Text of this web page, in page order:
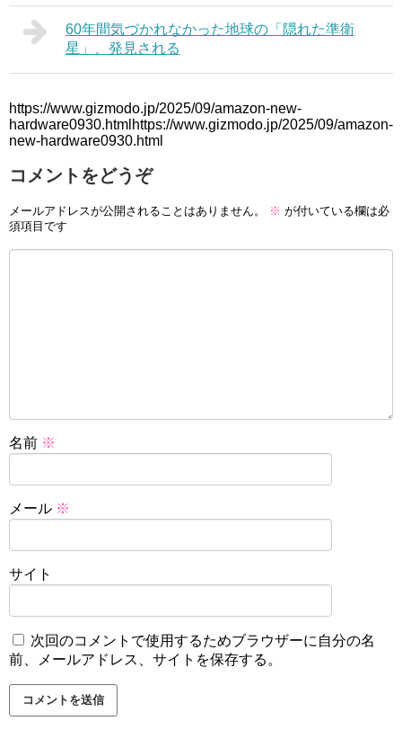
60年間気づかれなかった地球の「隠れた準衛
星」、発見される
https://www.gizmodo.jp/2025/09/amazon-new-
hardware0930.htmlhttps://www.gizmodo.jp/2025/09/amazon-
new-hardware0930.html
コメントをどうぞ
メールアドレスが公開されることはありません。 ※ が付いている欄は必
須項目です
名前 ※
メール ※
サイト
次回のコメントで使用するためブラウザーに自分の名
前、メールアドレス、サイトを保存する。